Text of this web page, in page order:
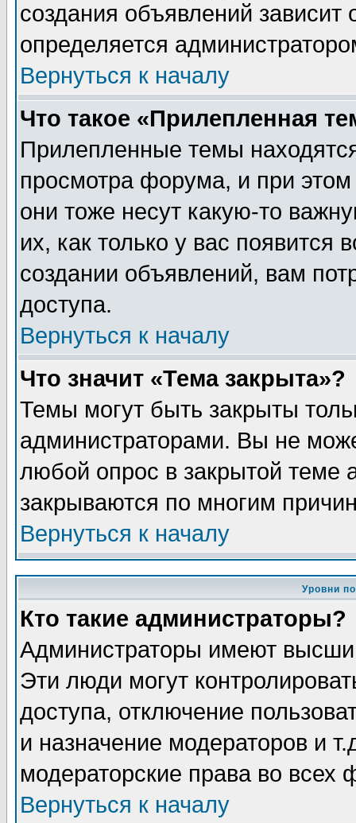
создания объявлений зависит
определяется
Вернуться к началу
Что такое «Прилепленная
Прилепленные темы
просмотра форума, и при
они тоже несут какую-то
их, как только у вас появится
создании объявлений, вам
доступа.
Вернуться к началу
Что значит «Тема закрыта»?
Темы могут быть закрыты
администраторами. Вы не
любой опрос в закрытой теме
закрываются по многим
Вернуться к началу
Уровни
Кто такие администраторы?
Администраторы имеют
Эти люди могут
доступа, отключение
и назначение модераторов и
модераторские права во всех
Вернуться к началу